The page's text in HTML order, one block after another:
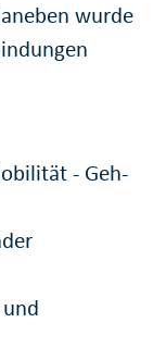
wurde
- Geh-